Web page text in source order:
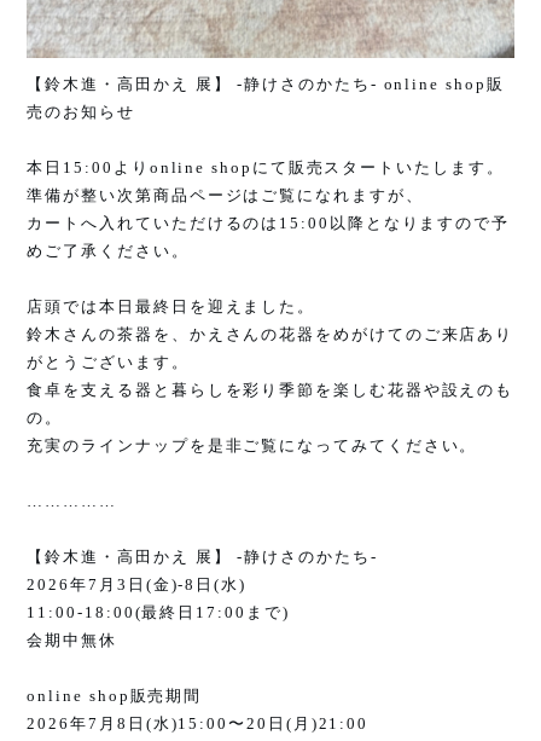
【鈴木進・高田かえ 展】 -静けさのかたち - online shop 販
売のお知らせ
本日 15:00 より online shop にて販売スタートいたします。
準備が整い次第商品ページはご覧になれますが、
カートへ入れていただけるのは 15:00 以降となりますので予
めご了承ください。
店頭では本日最終日を迎えました。
鈴木さんの茶器を、かえさんの花器をめがけてのご来店あり
がとうございます。
食卓を支える器と暮らしを彩り季節を楽しむ花器や設えのも
の。
充実のラインナップを是非ご覧になってみてください。
……………
【鈴木進・高田かえ 展】 -静けさのかたち -
2026年7 月 3 日 (金)-8 日(水)
11:00-18:00(最終日 17:00 まで)
会期中無休
online shop 販売期間
2026年7 月 8 日 (水)15:00〜 20 日 ( 月 )21:00